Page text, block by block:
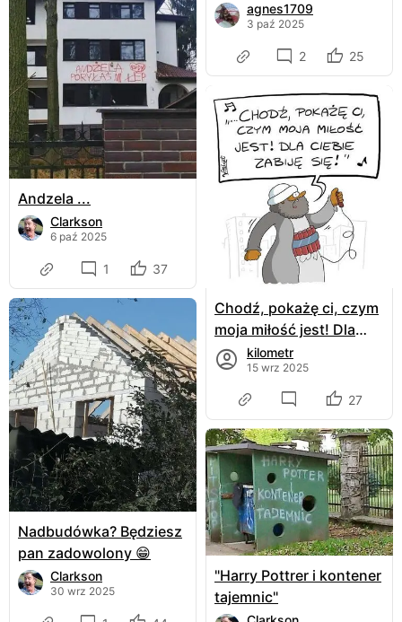
Andzela ...
Clarkson
6 paź 2025
1 37
agnes1709
3 paź 2025
2 25
Nadbudówka? Będziesz
pan zadowolony 😁
Clarkson
30 wrz 2025
Chodź, pokażę ci, czym
moja miłość jest! Dla
ciebie zabiję się! 🎶
kilometr
15 wrz 2025
27
"Harry Pottrer i kontener
tajemnic"